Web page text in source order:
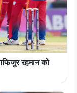
रहमान को